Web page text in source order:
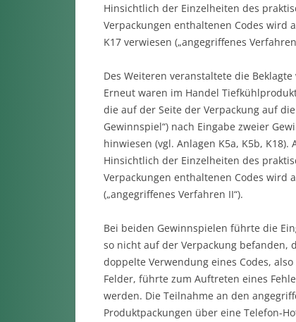
Hinsichtlich der Einzelheiten des
Verpackungen enthaltenen Codes wird
K17 verwiesen („angegriffenes Verfahren
Des Weiteren veranstaltete die
Erneut waren im Handel
die auf der Seite der Verpackung auf
Gewinnspiel“) nach Eingabe zweier
hinwiesen (vgl. Anlagen K5a, K5b,
Hinsichtlich der Einzelheiten des
Verpackungen enthaltenen Codes wird
(„angegriffenes Verfahren II“).
Bei beiden Gewinnspielen führte die
so nicht auf der Verpackung befanden,
doppelte Verwendung eines Codes,
Felder, führte zum Auftreten eines
werden. Die Teilnahme an den
Produktpackungen über eine Telefon-